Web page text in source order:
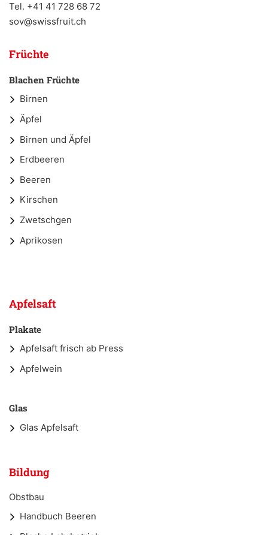
Tel. +41 41 728 68 72
sov@swissfruit.ch
Früchte
Blachen Früchte
Birnen
Äpfel
Birnen und Äpfel
Erdbeeren
Beeren
Kirschen
Zwetschgen
Aprikosen
Apfelsaft
Plakate
Apfelsaft frisch ab Press
Apfelwein
Glas
Glas Apfelsaft
Bildung
Obstbau
Handbuch Beeren